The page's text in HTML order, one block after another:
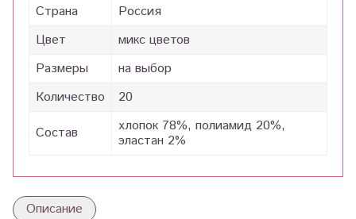
Страна
Россия
Цвет
микс цветов
Размеры
на выбор
Количество
20
Состав
хлопок 78%, полиамид 20%,
эластан 2%
Описание